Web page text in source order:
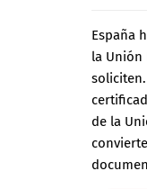
España
la Unión
de la